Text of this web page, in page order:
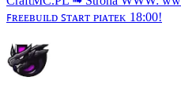
ꜰʀᴇᴇʙᴜɪʟᴅ ꜱᴛᴀʀᴛ ᴘɪᴀᴛᴇᴋ 18:00!